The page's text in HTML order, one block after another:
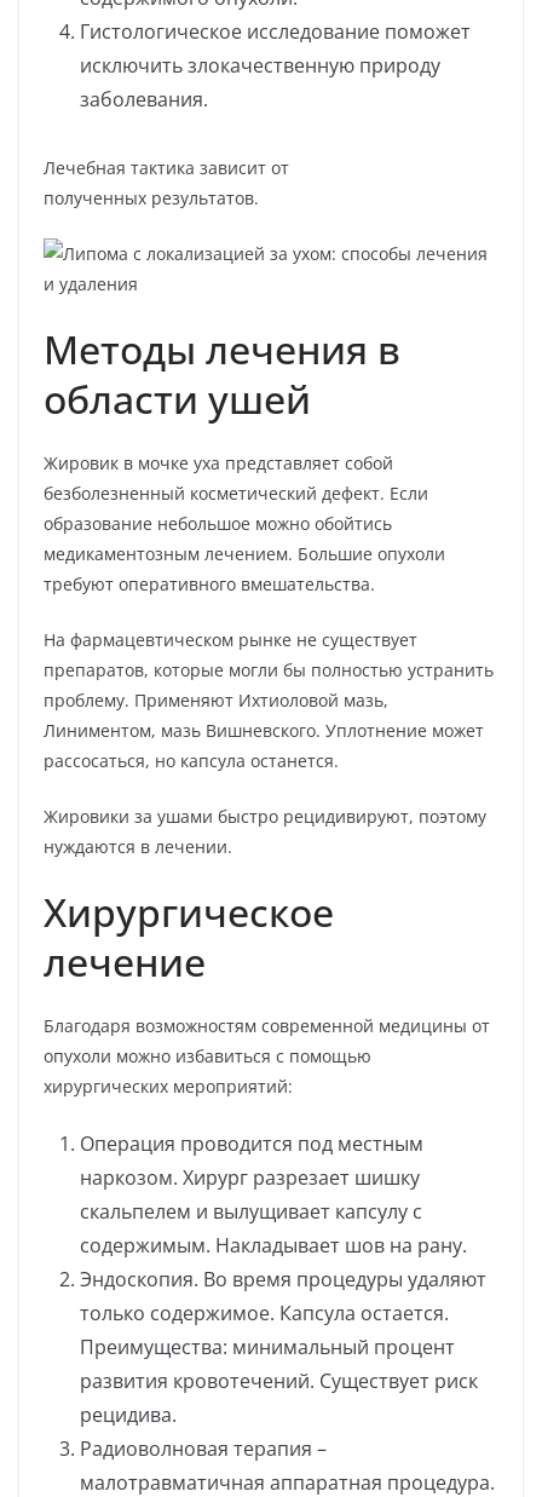
Гистологическое исследование поможет
исключить злокачественную природу
заболевания.
Лечебная тактика зависит от
полученных результатов.
Методы лечения в
области ушей
Жировик в мочке уха представляет собой
безболезненный косметический дефект. Если
образование небольшое можно обойтись
медикаментозным лечением. Большие опухоли
требуют оперативного вмешательства.
На фармацевтическом рынке не существует
препаратов, которые могли бы полностью устранить
проблему. Применяют Ихтиоловой мазь,
Линиментом, мазь Вишневского. Уплотнение может
рассосаться, но капсула останется.
Жировики за ушами быстро рецидивируют, поэтому
нуждаются в лечении.
Хирургическое
лечение
Благодаря возможностям современной медицины от
опухоли можно избавиться с помощью
хирургических мероприятий:
Операция проводится под местным
наркозом. Хирург разрезает шишку
скальпелем и вылущивает капсулу с
содержимым. Накладывает шов на рану.
Эндоскопия. Во время процедуры удаляют
только содержимое. Капсула остается.
Преимущества: минимальный процент
развития кровотечений. Существует риск
рецидива.
Радиоволновая терапия –
малотравматичная аппаратная процедура.